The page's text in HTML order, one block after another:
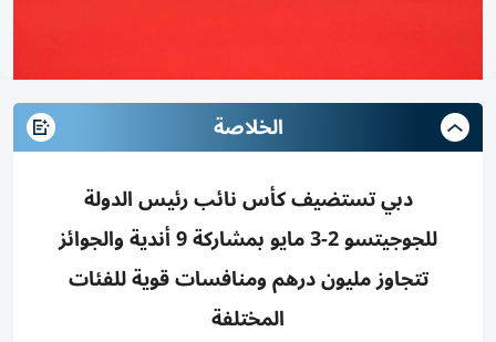
الخلاصة
دبي تستضيف كأس نائب رئيس الدولة
للجوجيتسو 2-3 مايو بمشاركة 9 أندية والجوائز
تتجاوز مليون درهم ومنافسات قوية للفئات
المختلفة